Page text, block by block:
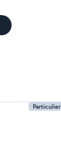
Particulier